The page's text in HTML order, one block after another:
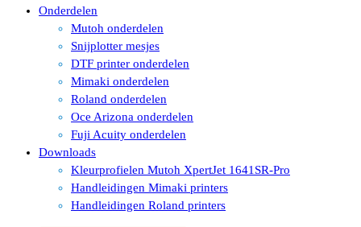
Onderdelen
Mutoh onderdelen
Snijplotter mesjes
DTF printer onderdelen
Mimaki onderdelen
Roland onderdelen
Oce Arizona onderdelen
Fuji Acuity onderdelen
Downloads
Kleurprofielen Mutoh XpertJet 1641SR-Pro
Handleidingen Mimaki printers
Handleidingen Roland printers